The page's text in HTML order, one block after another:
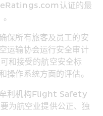
认证的最
保所有旅客及员工的安
运输协会运行安全审计
和接受的航空安全标
操作系统方面的评估。
牟利机构Flight Safety
为航空业提供公正、独